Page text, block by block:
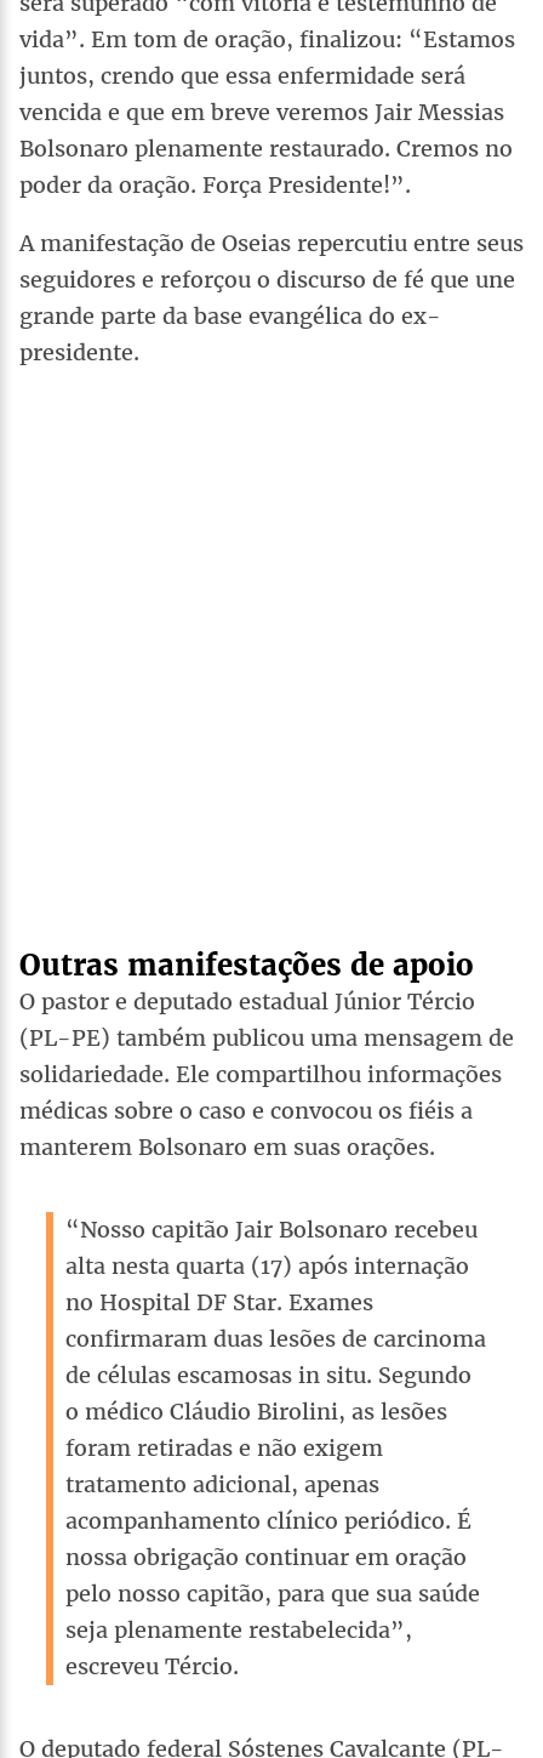
vida”. Em tom de oração, finalizou: “Estamos
juntos, crendo que essa enfermidade será
vencida e que em breve veremos Jair Messias
Bolsonaro plenamente restaurado. Cremos no
poder da oração. Força Presidente!”.
A manifestação de Oseias repercutiu entre seus
seguidores e reforçou o discurso de fé que une
grande parte da base evangélica do ex-
presidente.
Outras manifestações de apoio
O pastor e deputado estadual Júnior Tércio
(PL-PE) também publicou uma mensagem de
solidariedade. Ele compartilhou informações
médicas sobre o caso e convocou os fiéis a
manterem Bolsonaro em suas orações.
“Nosso capitão Jair Bolsonaro recebeu
alta nesta quarta (17) após internação
no Hospital DF Star. Exames
confirmaram duas lesões de carcinoma
de células escamosas in situ. Segundo
o médico Cláudio Birolini, as lesões
foram retiradas e não exigem
tratamento adicional, apenas
acompanhamento clínico periódico. É
nossa obrigação continuar em oração
pelo nosso capitão, para que sua saúde
seja plenamente restabelecida”,
escreveu Tércio.
O deputado federal Sóstenes Cavalcante (PL-